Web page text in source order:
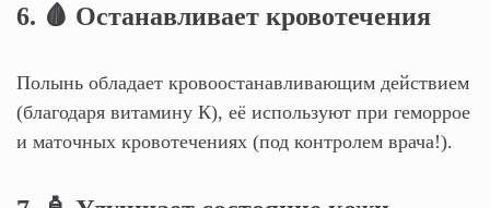
6. 🩸 Останавливает кровотечения
Полынь обладает кровоостанавливающим действием
(благодаря витамину К), её используют при геморрое
и маточных кровотечениях (под контролем врача!).